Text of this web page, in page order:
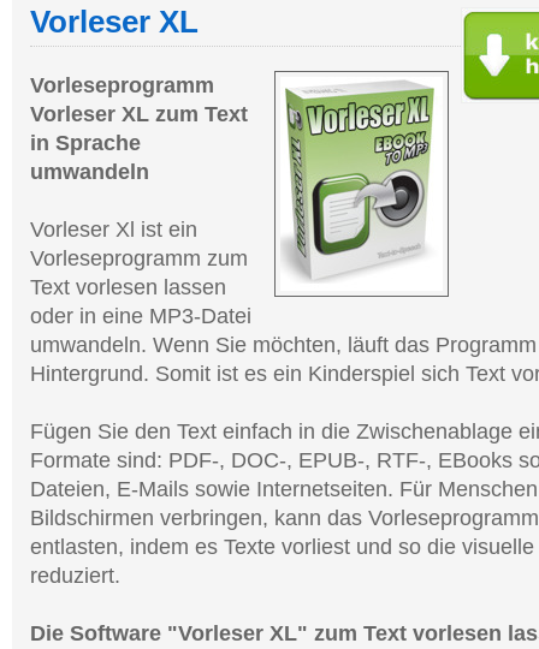
Vorleser XL
Vorleseprogramm
Vorleser XL zum Text
in Sprache
umwandeln
Vorleser Xl ist ein
Vorleseprogramm zum
Text vorlesen lassen
oder in eine MP3-Datei
umwandeln. Wenn Sie möchten, läuft das
Hintergrund. Somit ist es ein Kinderspiel sich Text
Fügen Sie den Text einfach in die Zwischenablage
Formate sind: PDF-, DOC-, EPUB-, RTF-, EBooks
Dateien, E-Mails sowie Internetseiten. Für
Bildschirmen verbringen, kann das
entlasten, indem es Texte vorliest und so die
reduziert.
Die Software "Vorleser XL" zum Text vorlesen